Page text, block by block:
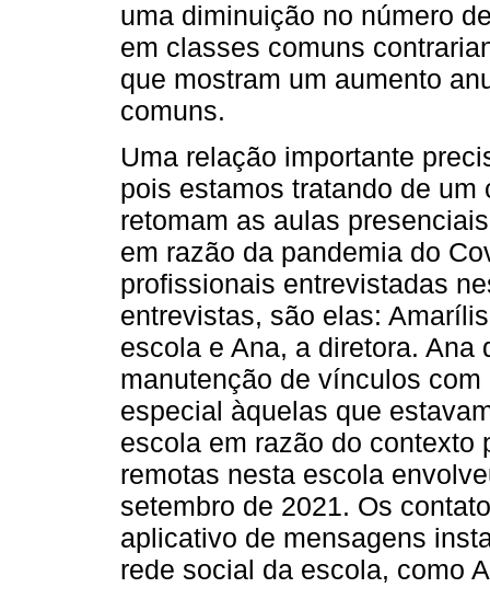
uma diminuição no número
em classes comuns
que mostram um aumento
comuns.
Uma relação importante
pois estamos tratando de
retomam as aulas
em razão da pandemia do
profissionais entrevistadas
entrevistas, são elas:
escola e Ana, a diretora. Ana
manutenção de vínculos
especial àquelas que
escola em razão do contexto
remotas nesta escola
setembro de 2021. Os
aplicativo de mensagens
rede social da escola, como